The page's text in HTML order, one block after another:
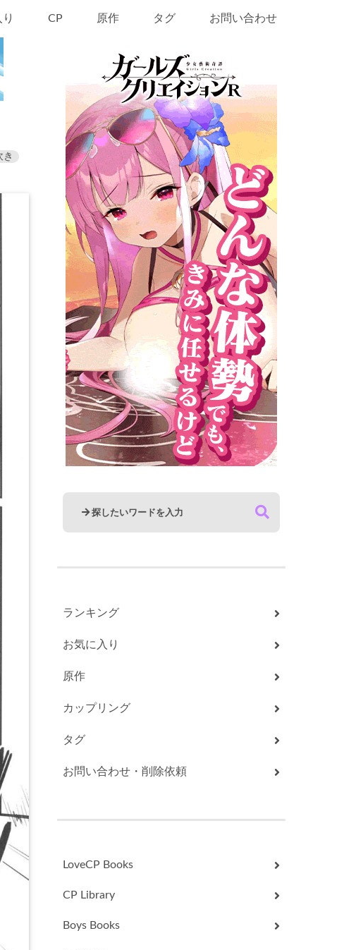
CP 原作 タグ お問い合わせ
き
ランキング
お気に入り
原作
カップリング
タグ
お問い合わせ・削除依頼
LoveCP Books
CP Library
Boys Books